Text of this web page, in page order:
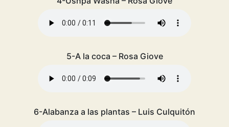
5-A la coca – Rosa Giove
6-Alabanza a las plantas – Luis Culquitón